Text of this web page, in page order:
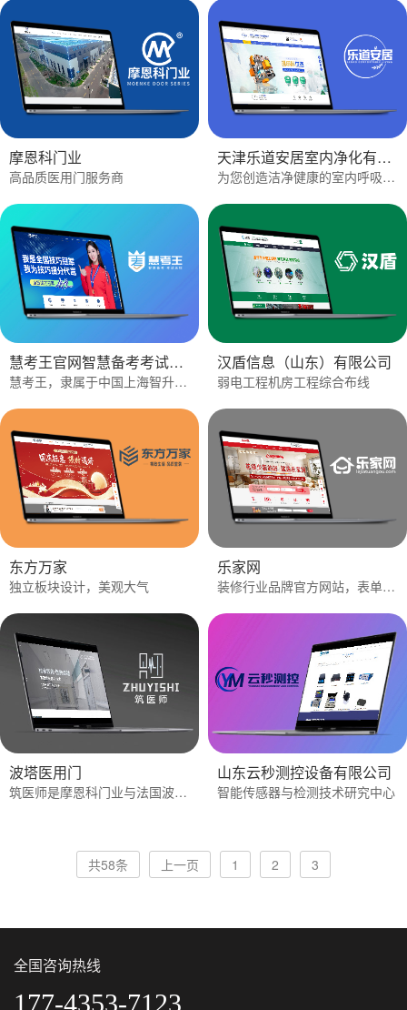
摩恩科门业
高品质医用门服务商
天津乐道安居室内净化有限公司
为您创造洁净健康的室内呼吸环境
慧考王官网智慧备考考试无忧
慧考王，隶属于中国上海智升教育科技有限公司，是一个致力于为广大中高考学生提供科学提分技巧和全面备考解决方案的科技教育品牌,
汉盾信息（山东）有限公司
弱电工程机房工程综合布线
东方万家
独立板块设计，美观大气
乐家网
装修行业品牌官方网站，表单功能丰富
波塔医用门
筑医师是摩恩科门业与法国波塔公司共同打造的高端医用门类系统品牌
山东云秒测控设备有限公司
智能传感器与检测技术研究中心
共58条 上一页 1 2 3
全国咨询热线
177-4353-7123